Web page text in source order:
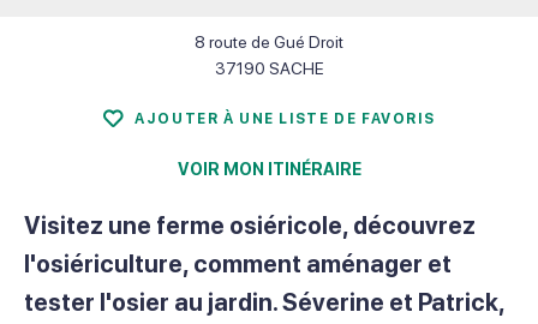
8 route de Gué Droit
37190 SACHE
AJOUTER À UNE LISTE DE FAVORIS
VOIR MON ITINÉRAIRE
Visitez une ferme osiéricole, découvrez
l'osiériculture, comment aménager et
tester l'osier au jardin. Séverine et Patrick,